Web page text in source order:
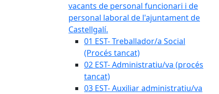
vacants de personal funcionari i de
personal laboral de l'ajuntament de
Castellgalí.
01 EST- Treballador/a Social
(Procés tancat)
02 EST- Administratiu/va (procés
tancat)
03 EST- Auxiliar administratiu/va